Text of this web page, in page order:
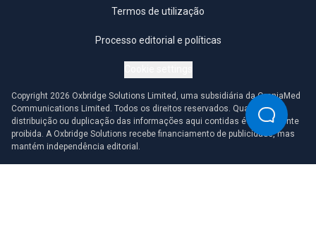
Termos de utilização
Processo editorial e políticas
Copyright 2026 Oxbridge Solutions Limited, uma subsidiária da OmniaMed
Communications Limited. Todos os direitos reservados. Qualquer
distribuição ou duplicação das informações aqui contidas é estritamente
proibida. A Oxbridge Solutions recebe financiamento de publicidade, mas
mantém independência editorial.